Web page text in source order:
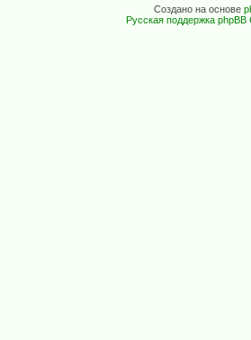
Создано на основе
Русская поддержка phpBB